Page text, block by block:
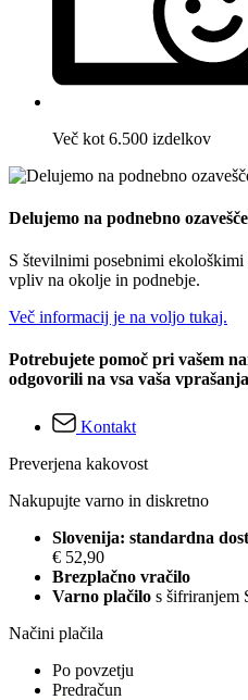
Več kot 6.500 izdelkov
Delujemo na podnebno
S številnimi posebnimi
vpliv na okolje in podnebje.
Več informacij je na voljo tukaj.
Potrebujete pomoč pri vašem
odgovorili na vsa vaša
Kontakt
Preverjena kakovost
Nakupujte varno in diskretno
Slovenija: standardna
€ 52,90
Brezplačno vračilo
Varno plačilo s šifriranjem
Načini plačila
Po povzetju
Predračun